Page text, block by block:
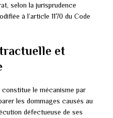
selon la jurisprudence
à l’article 1170 du Code
et
constitue le mécanisme par
les dommages causés au
défectueuse de ses